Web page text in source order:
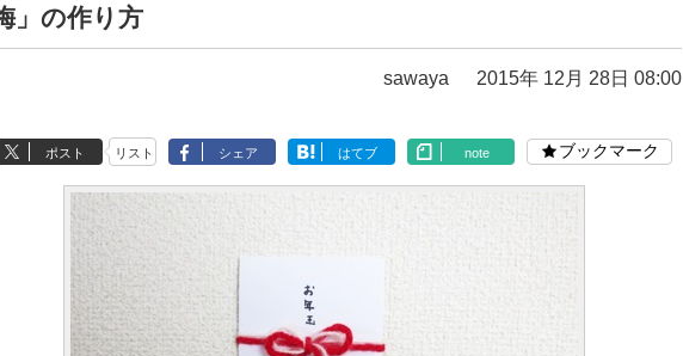
」の作り方
sawaya 2015年 12月 28日 08:00
ポスト リスト シェア はてブ note ブックマーク